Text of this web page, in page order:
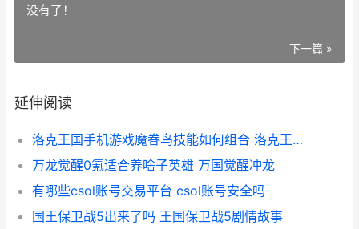
没有了！
下一篇 »
延伸阅读
洛克王国手机游戏魔眷鸟技能如何组合 洛克王国手游最新版
万龙觉醒0氪适合养啥子英雄 万国觉醒冲龙
有哪些csol账号交易平台 csol账号安全吗
国王保卫战5出来了吗 王国保卫战5剧情故事